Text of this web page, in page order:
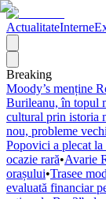
ActualitateInterne
Breaking
Moody’s menține
Burileanu, în topul
cultural prin istoria
nou, probleme
Popovici a plecat la
ocazie rară•Avarie
orașului•Trasee
evaluată financiar